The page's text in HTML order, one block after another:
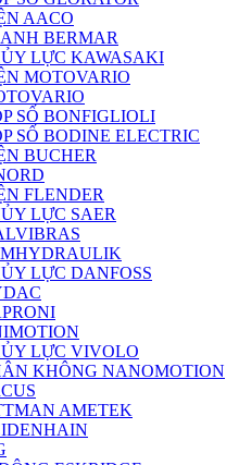
AACO
BERMAR
LỰC KAWASAKI
MOTOVARIO
SỐ BONFIGLIOLI
SỐ BODINE ELECTRIC
BUCHER
FLENDER
LỰC SAER
LỰC DANFOSS
LỰC VIVOLO
KHÔNG NANOMOTION
AMETEK